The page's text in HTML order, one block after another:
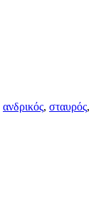
ανδρικός, σταυρός,